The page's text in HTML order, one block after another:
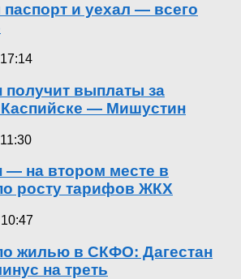
и уехал — всего
получит выплаты за
Каспийске — Мишустин
— на втором месте в
росту тарифов ЖКХ
жилью в СКФО: Дагестан
на треть